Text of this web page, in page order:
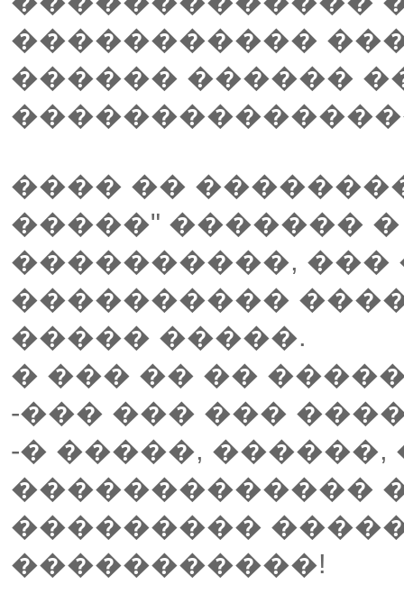
�����������
������ ������
���� ��
�����" �������
����������, ���
����������
����� �����.
� ��� �� ��
-��� ��� ���
-� �����,
�������������
���������
�����������!